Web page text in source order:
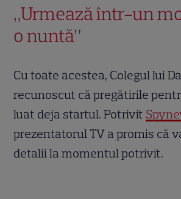
„Urmează într-un
o nuntă”
Cu toate acestea, Colegul lui
recunoscut că pregătirile
luat deja startul. Potrivit
prezentatorul TV a promis că
detalii la momentul potrivit.